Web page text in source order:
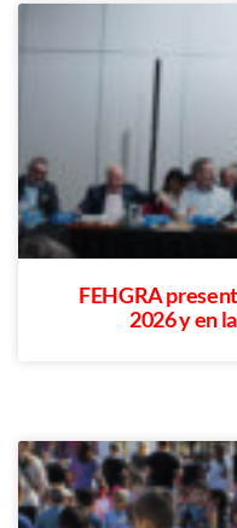
FEHGRA
2026 y en